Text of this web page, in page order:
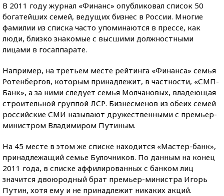
В 2011 году журнал «Финанс» опубликовал список 50
богатейших семей, ведущих бизнес в России. Многие
фамилии из списка часто упоминаются в прессе, как
люди, близко знакомые с высшими должностными
лицами в госаппарате.
Например, на третьем месте рейтинга «Финанса» семья
Ротенбергов, которым принадлежит, в частности, «СМП-
Банк», а за ними следует семья Молчановых, владеющая
строительной группой ЛСР. Бизнесменов из обеих семей
российские СМИ называют дружественными с премьер-
министром Владимиром Путиным.
На 45 месте в этом же списке находится «Мастер-банк»,
принадлежащий семье Булочников. По данным на конец
2011 года, в списке аффилированных с банком лиц
значится двоюродный брат премьер-министра Игорь
Путин, хотя ему и не принадлежит никаких акций.